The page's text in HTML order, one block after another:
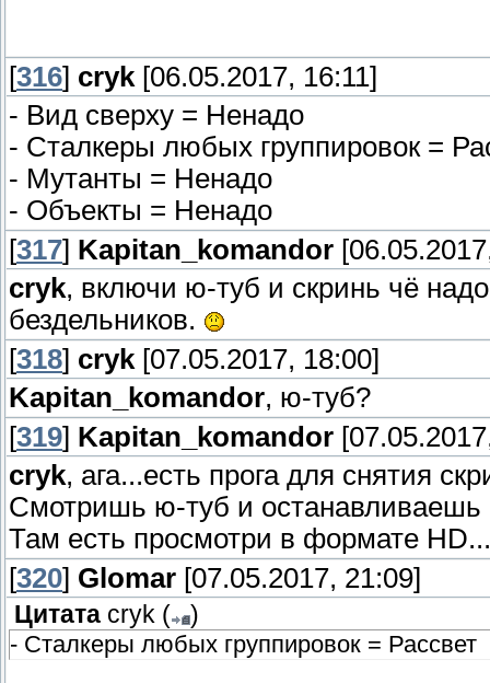
[316] cryk [06.05.2017, 16:11]
- Вид сверху = Ненадо
- Сталкеры любых группировок =
- Мутанты = Ненадо
- Объекты = Ненадо
[317] Kapitan_komandor
cryk, включи ю-туб и скринь чё
бездельников.
[318] cryk [07.05.2017, 18:00]
Kapitan_komandor, ю-туб?
[319] Kapitan_komandor
cryk, ага...есть прога для снятия
Смотришь ю-туб и
Там есть просмотри в формате
[320] Glomar [07.05.2017, 21:09]
Цитата cryk (
)
- Сталкеры любых группировок = Рассвет